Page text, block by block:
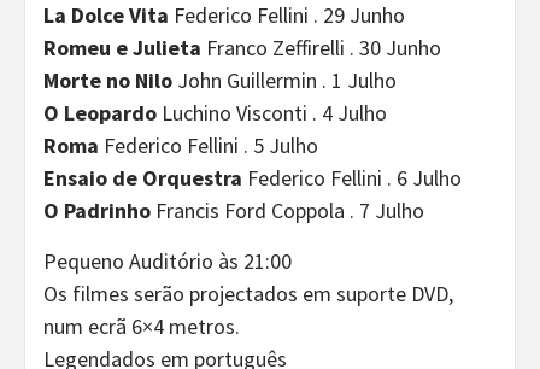
La Dolce Vita Federico Fellini . 29 Junho
Romeu e Julieta Franco Zeffirelli . 30 Junho
Morte no Nilo John Guillermin . 1 Julho
O Leopardo Luchino Visconti . 4 Julho
Roma Federico Fellini . 5 Julho
Ensaio de Orquestra Federico Fellini . 6 Julho
O Padrinho Francis Ford Coppola . 7 Julho
Pequeno Auditório às 21:00
Os filmes serão projectados em suporte DVD,
num ecrã 6×4 metros.
Legendados em português